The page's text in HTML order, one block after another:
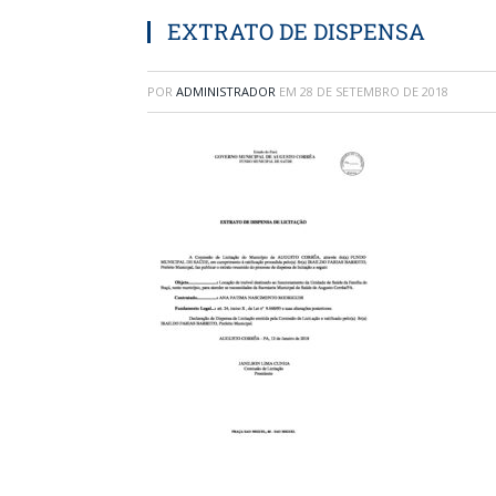
EXTRATO DE DISPENSA
POR ADMINISTRADOR EM 28 DE SETEMBRO DE 2018